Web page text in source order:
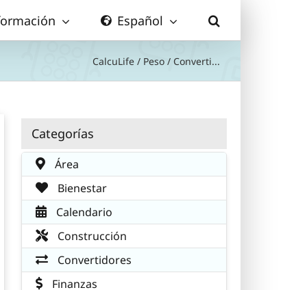
Español
CalcuLife / Peso / Converti...
Categorías
Área
Bienestar
Calendario
Construcción
Convertidores
Finanzas